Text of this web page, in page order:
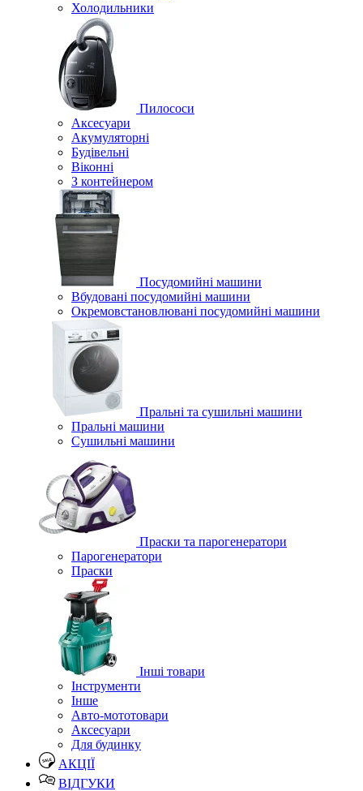
Холодильники
Пилососи
Аксесуари
Акумуляторні
Будівельні
Віконні
З контейнером
Посудомийні машини
Вбудовані посудомийні машини
Окремовстановлювані посудомийні машини
Пральні та сушильні машини
Пральні машини
Сушильні машини
Праски та парогенератори
Парогенератори
Праски
Інші товари
Інструменти
Інше
Авто-мототовари
Аксесуари
Для будинку
АКЦІЇ
ВІДГУКИ